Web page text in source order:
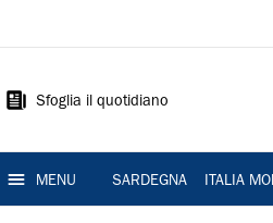
Sardegna
Sfoglia il quotidiano
MENU SARDEGNA ITALIA